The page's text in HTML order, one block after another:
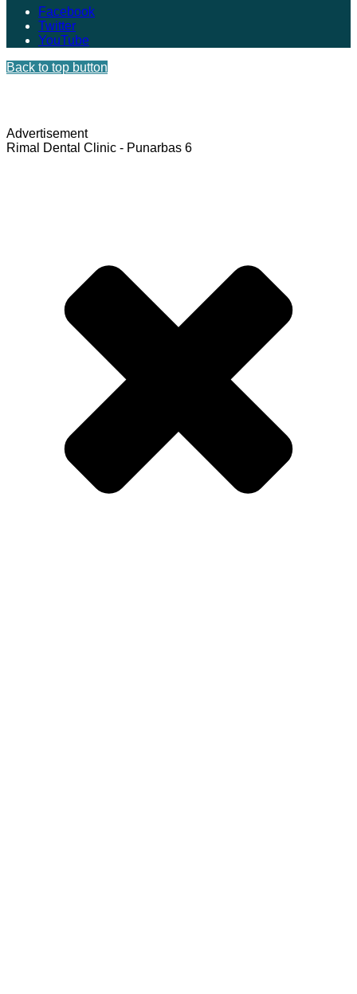
Facebook
Twitter
YouTube
Back to top button
Advertisement
Rimal Dental Clinic - Punarbas 6